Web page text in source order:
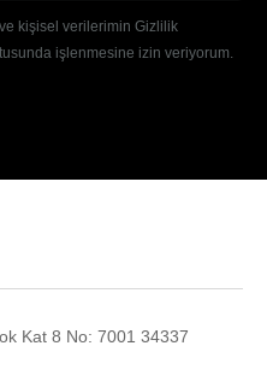
kişisel verilerimin Gizlilik
işlenmesine izin veriyorum.
Kat 8 No: 7001 34337